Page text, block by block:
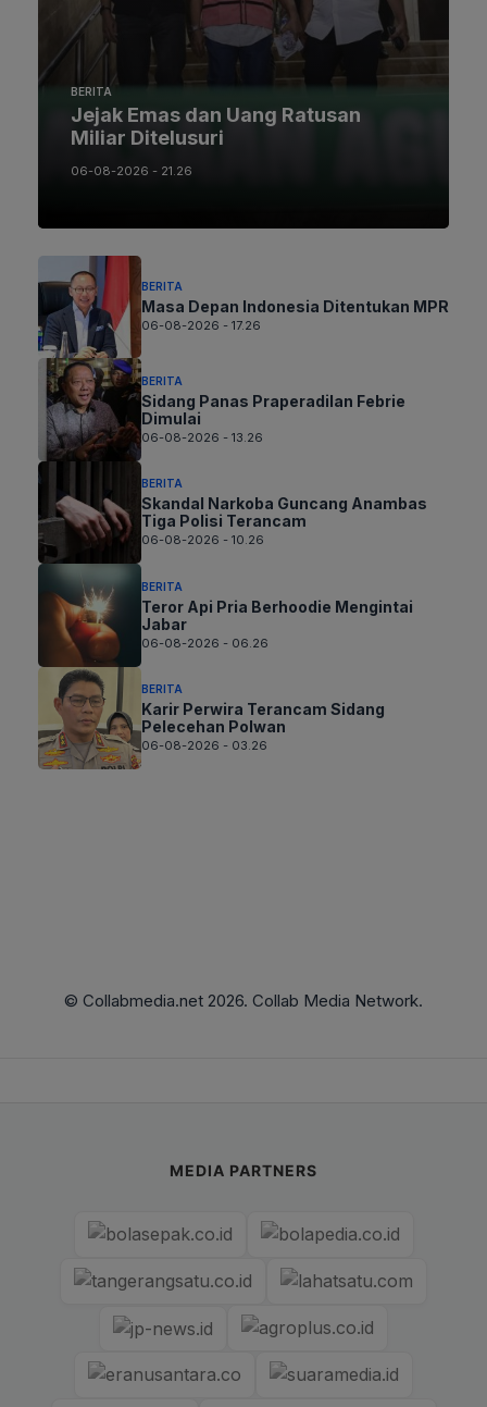
BERITA
Jejak Emas dan Uang Ratusan
Miliar Ditelusuri
06-08-2026 - 21.26
BERITA
Masa Depan Indonesia Ditentukan MPR
06-08-2026 - 17.26
BERITA
Sidang Panas Praperadilan Febrie
Dimulai
06-08-2026 - 13.26
BERITA
Skandal Narkoba Guncang Anambas
Tiga Polisi Terancam
06-08-2026 - 10.26
BERITA
Teror Api Pria Berhoodie Mengintai
Jabar
06-08-2026 - 06.26
BERITA
Karir Perwira Terancam Sidang
Pelecehan Polwan
06-08-2026 - 03.26
© Collabmedia.net 2026. Collab Media Network.
MEDIA PARTNERS